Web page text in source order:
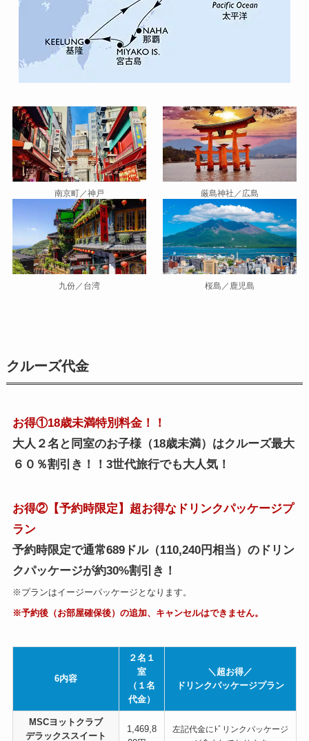
南京町／神戸 厳島神社／広島
九份／台湾 桜島／鹿児島
クルーズ代金
お得①18歳未満特別料金！！
大人２名と同室のお子様（18歳未満）はクルーズ最大
６０％割引き！！3世代旅行でも大人気！
お得②【予約時限定】超お得なドリンクパッケージプ
ラン
予約時限定で通常689ドル（110,240円相当）のドリン
クパッケージが約30%割引き！
※プランはイージーパッケージとなります。
※予約後（お部屋確保後）の追加、キャンセルはできません。
6内容
２名１
室
（１名
代金）
＼超お得／
ドリンクパッケージプラン
MSCヨットクラブ
デラックススイート
1,469,8
左記代金にﾄﾞリンクパッケージ